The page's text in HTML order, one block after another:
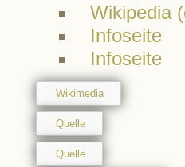
Wikipedia
Infoseite
Infoseite
Wikimedia
Quelle
Quelle